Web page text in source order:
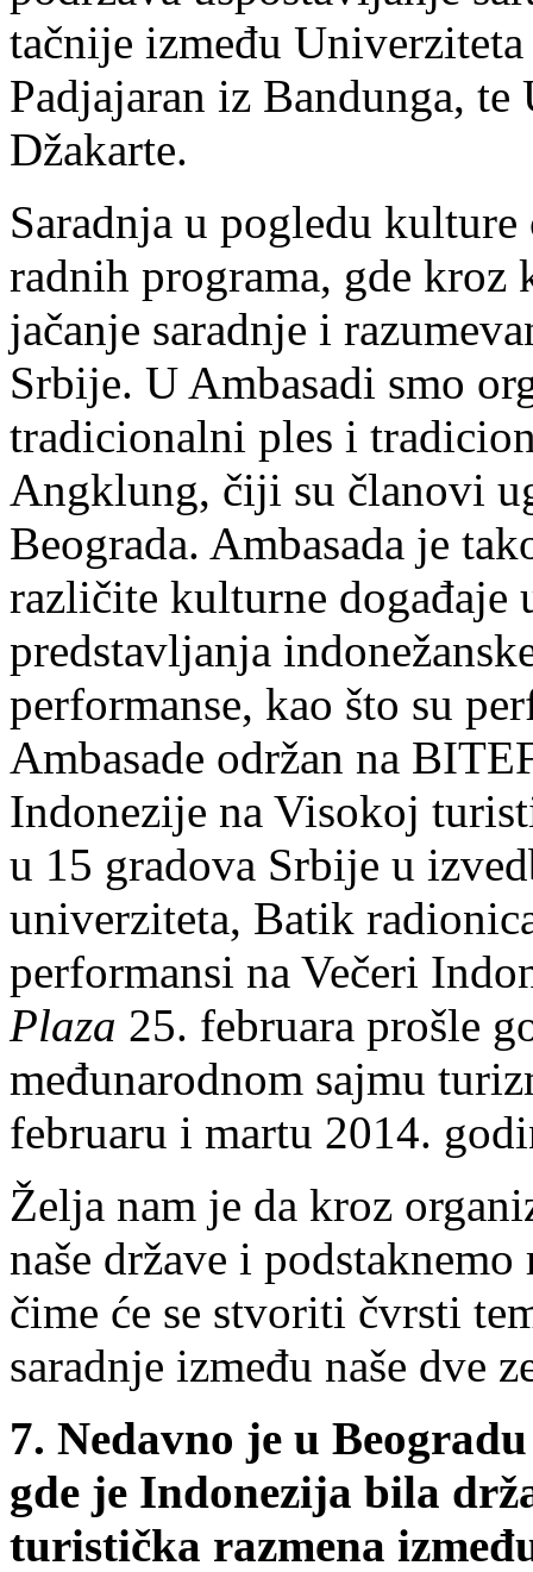
tačnije između
Padjajaran iz Bandunga,
Džakarte.
Saradnja u pogledu
radnih programa, gde kroz
jačanje saradnje i
Srbije. U Ambasadi smo
tradicionalni ples i
Angklung, čiji su članovi
Beograda. Ambasada je
različite kulturne
predstavljanja
performanse, kao što su
Ambasade održan na
Indonezije na Visokoj
u 15 gradova Srbije u
univerziteta, Batik
performansi na Večeri
Plaza 25. februara prošle
međunarodnom sajmu
februaru i martu 2014.
Želja nam je da kroz
naše države i
čime će se stvoriti čvrsti
saradnje između naše dve
7. Nedavno je u
gde je Indonezija bila
turistička razmena